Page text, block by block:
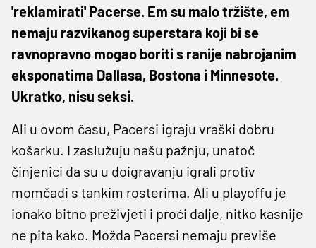
'reklamirati' Pacerse. Em su malo tržište, em
nemaju razvikanog superstara koji bi se
ravnopravno mogao boriti s ranije nabrojanim
eksponatima Dallasa, Bostona i Minnesote.
Ukratko, nisu seksi.
Ali u ovom času, Pacersi igraju vraški dobru
košarku. I zaslužuju našu pažnju, unatoč
činjenici da su u doigravanju igrali protiv
momčadi s tankim rosterima. Ali u playoffu je
ionako bitno preživjeti i proći dalje, nitko kasnije
ne pita kako. Možda Pacersi nemaju previše